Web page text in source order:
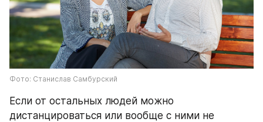
Фото: Станислав Самбурский
Если от остальных людей можно
дистанцироваться или вообще с ними не